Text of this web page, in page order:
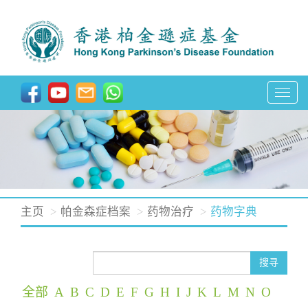
T
o
g
g
e
a
主页 帕金森症档案 药物治疗 药物字典
搜寻
全部 A B C D E F G H I J K L M N O